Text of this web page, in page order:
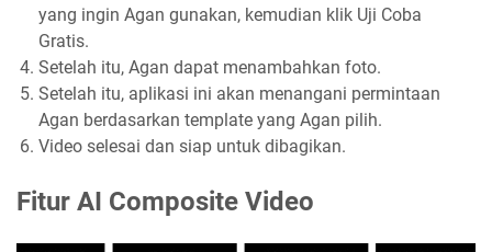
yang ingin Agan gunakan, kemudian klik Uji Coba
Gratis.
Setelah itu, Agan dapat menambahkan foto.
Setelah itu, aplikasi ini akan menangani permintaan
Agan berdasarkan template yang Agan pilih.
Video selesai dan siap untuk dibagikan.
Fitur AI Composite Video